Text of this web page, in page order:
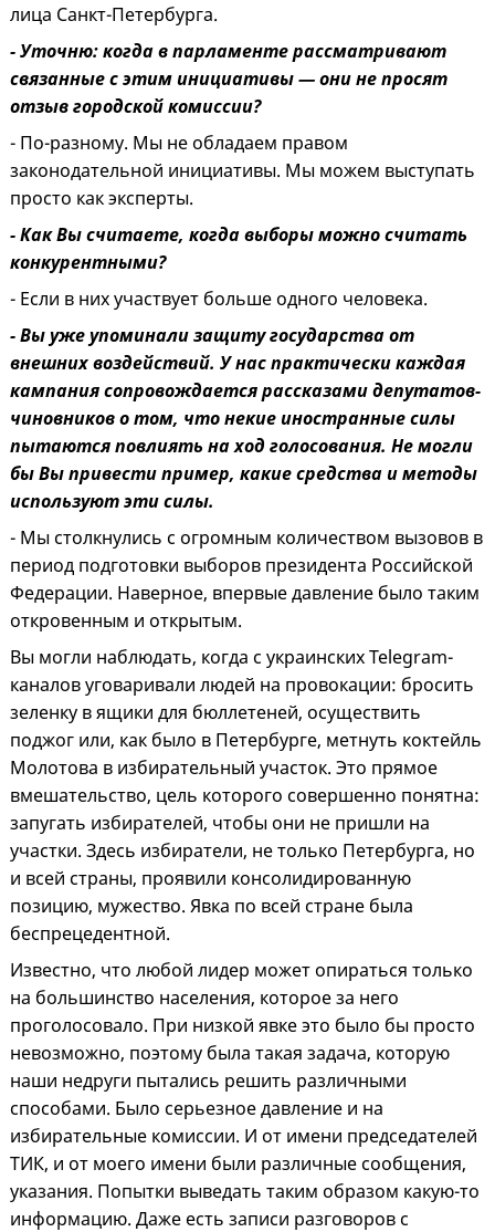
лица Санкт-Петербурга.
- Уточню: когда в парламенте рассматривают
связанные с этим инициативы — они не просят
отзыв городской комиссии?
- По-разному. Мы не обладаем правом
законодательной инициативы. Мы можем выступать
просто как эксперты.
- Как Вы считаете, когда выборы можно считать
конкурентными?
- Если в них участвует больше одного человека.
- Вы уже упоминали защиту государства от
внешних воздействий. У нас практически каждая
кампания сопровождается рассказами депутатов-
чиновников о том, что некие иностранные силы
пытаются повлиять на ход голосования. Не могли
бы Вы привести пример, какие средства и методы
используют эти силы.
- Мы столкнулись с огромным количеством вызовов в
период подготовки выборов президента Российской
Федерации. Наверное, впервые давление было таким
откровенным и открытым.
Вы могли наблюдать, когда с украинских Telegram-
каналов уговаривали людей на провокации: бросить
зеленку в ящики для бюллетеней, осуществить
поджог или, как было в Петербурге, метнуть коктейль
Молотова в избирательный участок. Это прямое
вмешательство, цель которого совершенно понятна:
запугать избирателей, чтобы они не пришли на
участки. Здесь избиратели, не только Петербурга, но
и всей страны, проявили консолидированную
позицию, мужество. Явка по всей стране была
беспрецедентной.
Известно, что любой лидер может опираться только
на большинство населения, которое за него
проголосовало. При низкой явке это было бы просто
невозможно, поэтому была такая задача, которую
наши недруги пытались решить различными
способами. Было серьезное давление и на
избирательные комиссии. И от имени председателей
ТИК, и от моего имени были различные сообщения,
указания. Попытки выведать таким образом какую-то
информацию. Даже есть записи разговоров с